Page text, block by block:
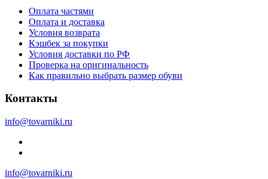
Оплата частями
Оплата и доставка
Условия возврата
Кэшбек за покупки
Условия доставки по РФ
Проверка на оригинальность
Как правильно выбрать размер обуви
Контакты
info@tovarniki.ru
info@tovarniki.ru